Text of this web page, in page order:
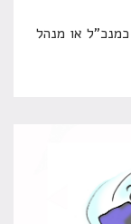
או מנהל